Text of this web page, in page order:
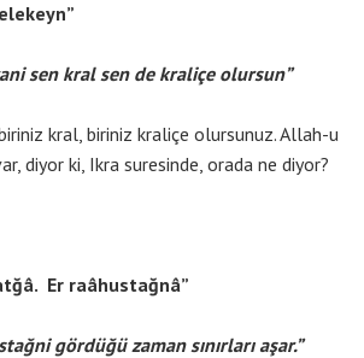
sen kral sen de kraliçe olursun”
kral, biriniz kraliçe olursunuz. Allah-u
diyor ki, Ikra suresinde, orada ne diyor?
Er raâhustağnâ”
gördüğü zaman sınırları aşar.”